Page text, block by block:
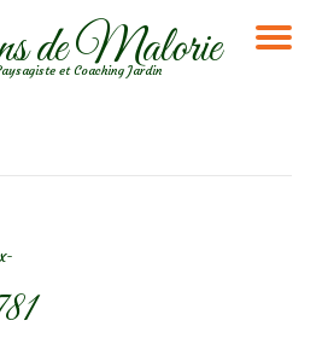
de Malorie
et Coaching Jardin